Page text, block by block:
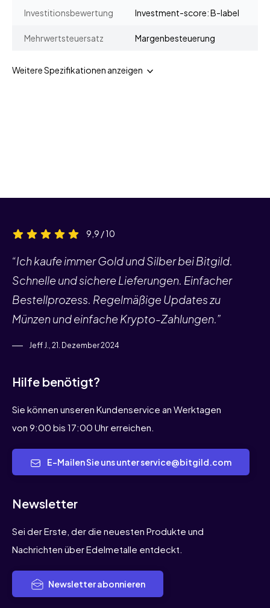
Investitionsbewertung Investment-score: B-label
Mehrwertsteuersatz Margenbesteuerung
Weitere Spezifikationen anzeigen
9,9 / 10
“Ich kaufe immer Gold und Silber bei Bitgild.
Schnelle und sichere Lieferungen. Einfacher
Bestellprozess. Regelmäßige Updates zu
Münzen und einfache Krypto-Zahlungen.”
Jeff J., 21. Dezember 2024
Hilfe benötigt?
Sie können unseren Kundenservice an Werktagen
von 9:00 bis 17:00 Uhr erreichen.
E-Mailen Sie uns unter service@bitgild.com
Newsletter
Sei der Erste, der die neuesten Produkte und
Nachrichten über Edelmetalle entdeckt.
Newsletter abonnieren